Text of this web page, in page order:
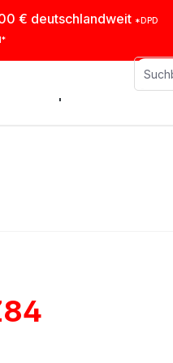
€ deutschlandweit *DPD
Dampfmaschinen